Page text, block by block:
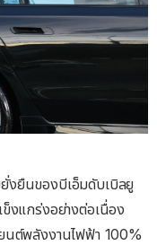
งยืนของบีเอ็มดับเบิลยู
งแกร่งอย่างต่อเนื่อง
นต์พลังงานไฟฟ้า 100%